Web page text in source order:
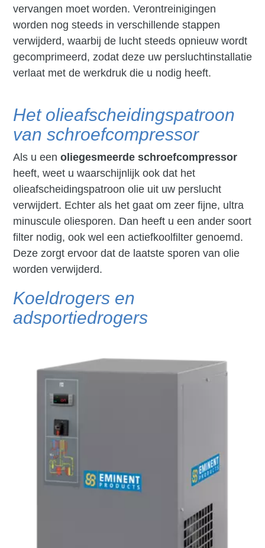
vervangen moet worden. Verontreinigingen
worden nog steeds in verschillende stappen
verwijderd, waarbij de lucht steeds opnieuw wordt
gecomprimeerd, zodat deze uw persluchtinstallatie
verlaat met de werkdruk die u nodig heeft.
Het olieafscheidingspatroon
van schroefcompressor
Als u een oliegesmeerde schroefcompressor
heeft, weet u waarschijnlijk ook dat het
olieafscheidingspatroon olie uit uw perslucht
verwijdert. Echter als het gaat om zeer fijne, ultra
minuscule oliesporen. Dan heeft u een ander soort
filter nodig, ook wel een actiefkoolfilter genoemd.
Deze zorgt ervoor dat de laatste sporen van olie
worden verwijderd.
Koeldrogers en
adsportiedrogers